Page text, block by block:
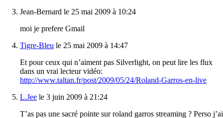
Jean-Bernard le 25 mai 2009 à 10:24
moi je prefere Gmail
Tigre-Bleu le 25 mai 2009 à 14:47
Et pour ceux qui n’aiment pas Silverlight, on peut lire les flux
dans un vrai lecteur vidéo:
http://www.taltan.fr/post/2009/05/24/Roland-Garros-en-live
L.Jee le 3 juin 2009 à 21:24
T’as pas une sacré pointe sur roland garros streaming ? Perso j’ai